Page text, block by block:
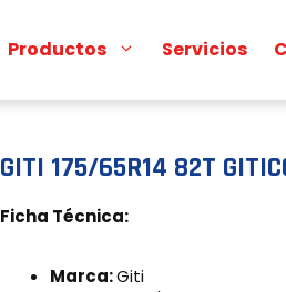
Productos Servicios
GITI 175/65R14 82T
Ficha Técnica:
Marca:Giti